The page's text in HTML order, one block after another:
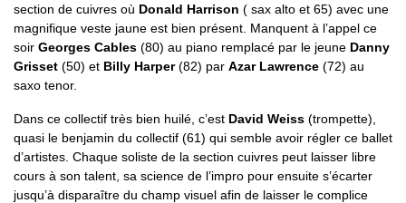
section de cuivres où Donald Harrison ( sax alto et 65) avec une
magnifique veste jaune est bien présent. Manquent à l’appel ce
soir Georges Cables (80) au piano remplacé par le jeune Danny
Grisset (50) et Billy Harper(82) par Azar Lawrence (72) au
saxo tenor.
Dans ce collectif très bien huilé, c’est David Weiss (trompette),
quasi le benjamin du collectif (61) qui semble avoir régler ce ballet
d’artistes. Chaque soliste de la section cuivres peut laisser libre
cours à son talent, sa science de l’impro pour ensuite s’écarter
jusqu’à disparaître du champ visuel afin de laisser le complice